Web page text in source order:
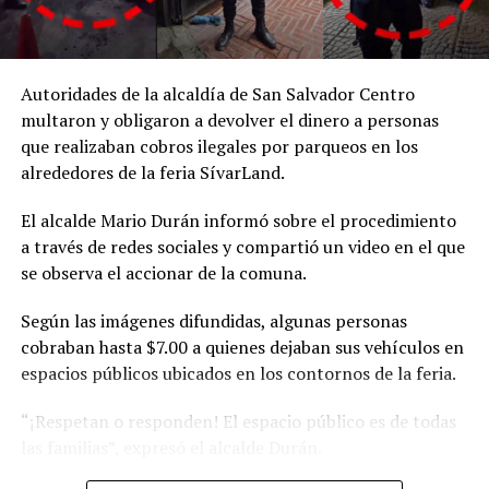
Autoridades de la alcaldía de San Salvador Centro
multaron y obligaron a devolver el dinero a personas
que realizaban cobros ilegales por parqueos en los
alrededores de la feria SívarLand.
El alcalde Mario Durán informó sobre el procedimiento
a través de redes sociales y compartió un video en el que
se observa el accionar de la comuna.
Según las imágenes difundidas, algunas personas
cobraban hasta $7.00 a quienes dejaban sus vehículos en
espacios públicos ubicados en los contornos de la feria.
“¡Respetan o responden! El espacio público es de todas